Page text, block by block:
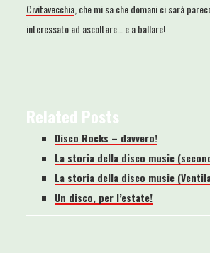
Civitavecchia , che mi sa che domani ci sarà
interessato ad ascoltare… e a ballare!
Related Posts
Disco Rocks – davvero!
La storia della disco music
La storia della disco music
Un disco, per l’estate!